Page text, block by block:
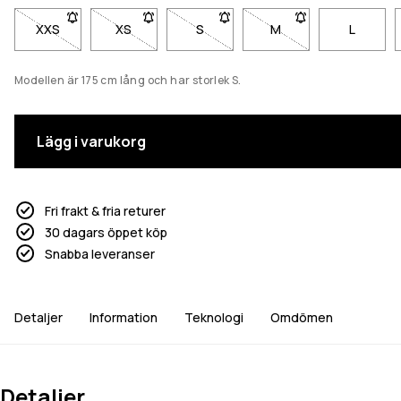
XXS- Storlek XXS är inte tillgänglig. Klicka för att bli meddelad
XS- Storlek XS är inte tillgänglig. Klicka för att bli
S- Storlek S är inte tillgänglig.
M- Storlek M är inte
L
Modellen är 175 cm lång och har storlek S.
Lägg i varukorg
Fri frakt & fria returer
30 dagars öppet köp
Snabba leveranser
Detaljer Information Teknologi Omdömen